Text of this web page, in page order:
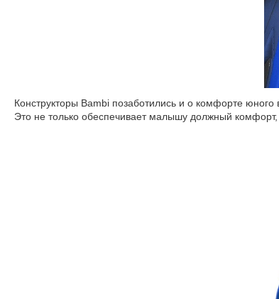
Конструкторы Bambi позаботились и о комфорте
Это не только обеспечивает малышу должный